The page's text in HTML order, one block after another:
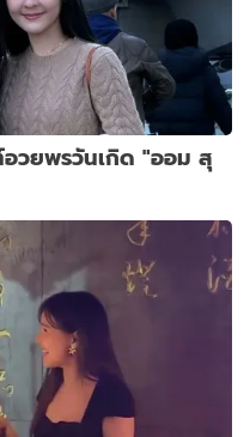
วยพรวันเกิด "ออม สุ